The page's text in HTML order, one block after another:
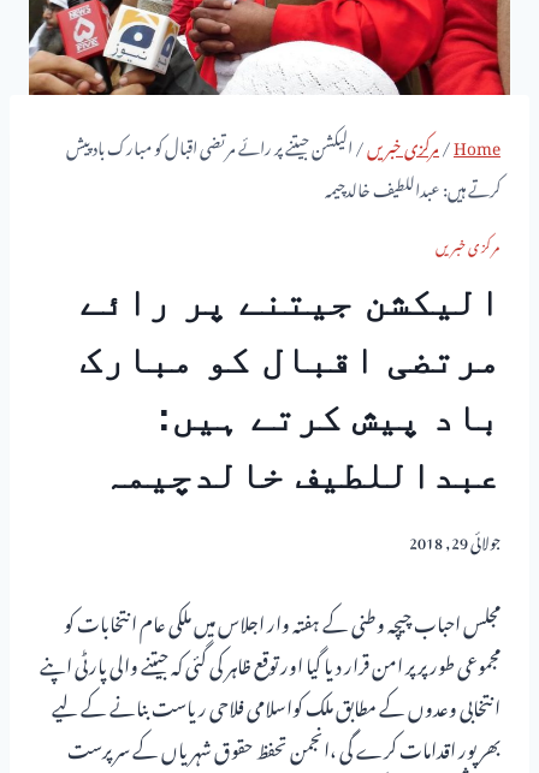
Home
/مرکزی خبریں/الیکشن جیتنے پر رائے مرتضی اقبال کو مبارک باد پیش
کرتے ہیں: عبداللطیف خالدچیمہ
مرکزی خبریں
الیکشن جیتنے پر رائے
مرتضی اقبال کو مبارک
باد پیش کرتے ہیں:
عبداللطیف خالدچیمہ
جولائی 29, 2018
مجلس احباب چیچہ وطنی کے ہفتہ وار اجلاس میں ملکی عام انتخابات کو
مجموعی طور پر پر امن قرار دیا گیا اور توقع ظاہر کی گئی کہ جیتنے والی پارٹی اپنے
انتخابی وعدوں کے مطابق ملک کواسلامی فلاحی ریاست بنانے کے لیے
بھر پور اقدامات کرے گی ،انجمن تحفظ حقوق شہریاں کے سرپرست